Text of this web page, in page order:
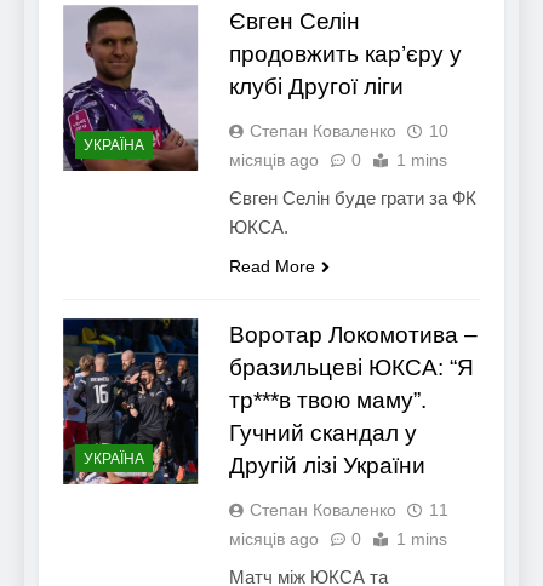
УКРАЇНА
Євген Селін
продовжить кар’єру у
клубі Другої ліги
Степан Коваленко
10
місяців ago
0 1 mins
Євген Селін буде грати за ФК
ЮКСА.
Read More
УКРАЇНА
Воротар Локомотива –
бразильцеві ЮКСА: “Я
тр***в твою маму”.
Гучний скандал у
Другій лізі України
Степан Коваленко
11
місяців ago
0 1 mins
Матч між ЮКСА та